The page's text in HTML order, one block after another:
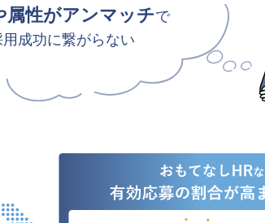
属性がアンマッチで
成功に繋がらない